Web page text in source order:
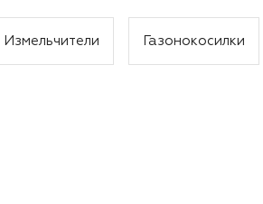
Измельчители Газонокосилки